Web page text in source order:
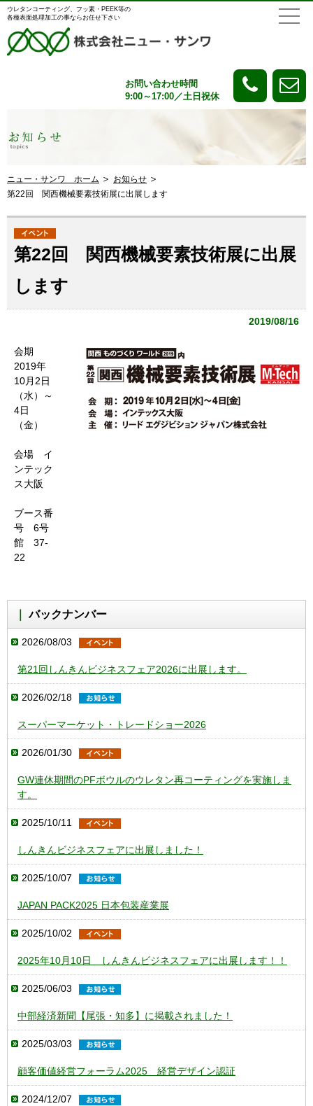
ウレタンコーティング、フッ素・PEEK等の
各種表面処理加工の事ならお任せ下さい
お問い合わせ時間
9:00～17:00／土日祝休
ニュー・サンワ ホーム
お知らせ
第22回 関西機械要素技術展に出展します
第22回 関西機械要素技術展に出展
します
2019/08/16
会期
2019年
10月2日
（水）～
4日
（金）
会場 イ
ンテック
ス大阪
ブース番
号 6号
館 37-
22
バックナンバー
2026/08/03
第21回しんきんビジネスフェア2026に出展します。
2026/02/18
スーパーマーケット・トレードショー2026
2026/01/30
GW連休期間のPFボウルのウレタン再コーティングを実施しま
す。
2025/10/11
しんきんビジネスフェアに出展しました！
2025/10/07
JAPAN PACK2025 日本包装産業展
2025/10/02
2025年10月10日 しんきんビジネスフェアに出展します！！
2025/06/03
中部経済新聞【尾張・知多】に掲載されました！
2025/03/03
顧客価値経営フォーラム2025 経営デザイン認証
2024/12/07